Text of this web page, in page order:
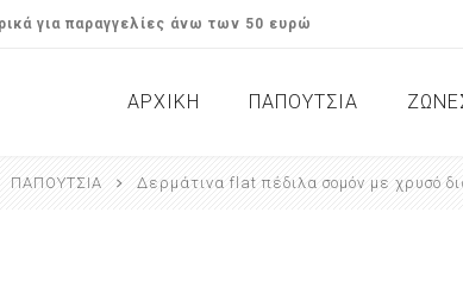
για παραγγελίες άνω των 50 ευρώ
ΑΡΧΙΚΉ ΠΑΠΟΥΤΣΙΑ
Σανδάλια / Flats
ΠΑΠΟΥΤΣΙΑ Δερμάτινα flat πέδιλα σομόν με χρυσό